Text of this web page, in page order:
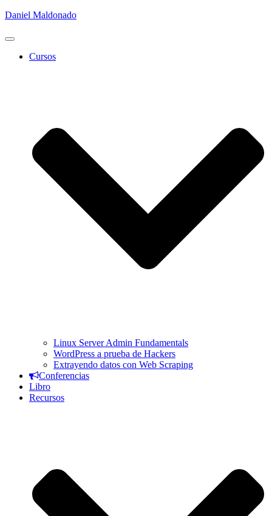
Daniel Maldonado
Cambiar
Cursos
Linux Server Admin Fundamentals
WordPress a prueba de Hackers
Extrayendo datos con Web Scraping
Conferencias
Libro
Recursos